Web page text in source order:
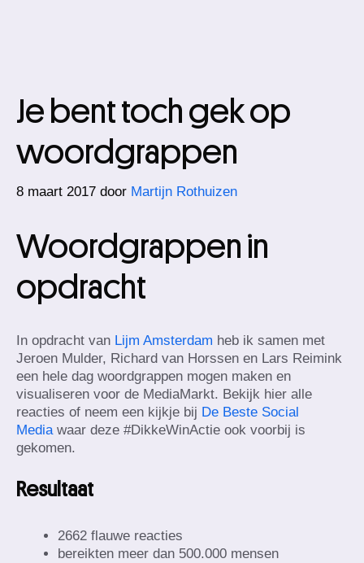
Je bent toch gek op
woordgrappen
8 maart 2017 door Martijn Rothuizen
Woordgrappen in
opdracht
In opdracht van Lijm Amsterdam heb ik samen met
Jeroen Mulder, Richard van Horssen en Lars Reimink
een hele dag woordgrappen mogen maken en
visualiseren voor de MediaMarkt. Bekijk hier alle
reacties of neem een kijkje bij De Beste Social
Media waar deze #DikkeWinActie ook voorbij is
gekomen.
Resultaat
2662 flauwe reacties
bereikten meer dan 500.000 mensen